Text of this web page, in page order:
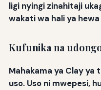
ligi nyingi zinahitaji
wakati wa hali ya
Kufunika na
Mahakama ya Clay ya
uso. Uso ni mwepesi,